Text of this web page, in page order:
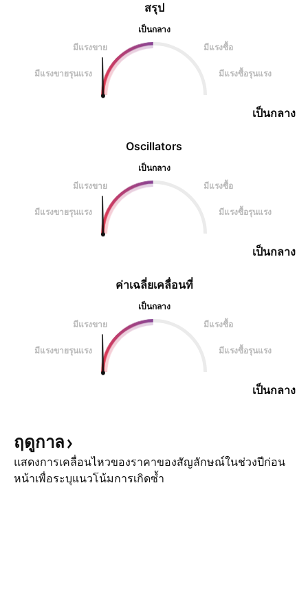
Oscillators
เป็นกลาง
มีแรงขาย
มีแรงซื้อ
มีแรงขายรุนแรง มีแรงซื้อรุนแรง
เป็นกลาง
สรุป
เป็นกลาง
มีแรงขาย
มีแรงซื้อ
มีแรงขายรุนแรง มีแรงซื้อรุนแรง
เป็นกลาง
ค่าเฉลี่ยเคลื่อนที่
เป็นกลาง
มีแรงขาย
มีแรงซื้อ
มีแรงขายรุนแรง มีแรงซื้อรุนแรง
เป็นกลาง
ฤดูกาล
แสดงการเคลื่อนไหวของราคาของสัญลักษณ์ในช่วงปีก่อน
หน้าเพื่อระบุแนวโน้มการเกิดซ้ำ